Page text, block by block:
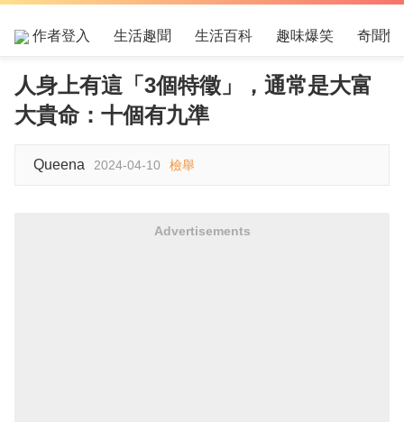
作者登入 生活趣聞 生活百科 趣味爆笑 奇聞怪
人身上有這「3個特徵」，通常是大富
大貴命：十個有九準
Queena 2024-04-10 檢舉
Advertisements